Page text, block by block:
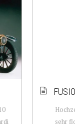
sehr